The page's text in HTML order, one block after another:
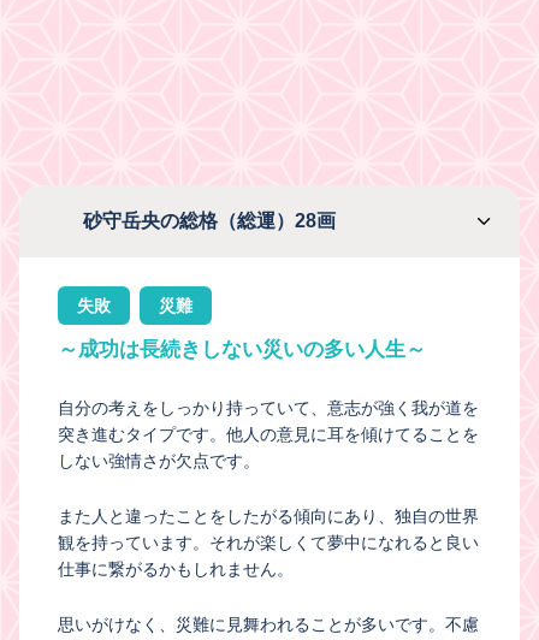
砂守岳央の総格（総運）28画
失敗 災難
～成功は長続きしない災いの多い人生～
自分の考えをしっかり持っていて、意志が強く我が道を
突き進むタイプです。他人の意見に耳を傾けてることを
しない強情さが欠点です。
また人と違ったことをしたがる傾向にあり、独自の世界
観を持っています。それが楽しくて夢中になれると良い
仕事に繋がるかもしれません。
思いがけなく、災難に見舞われることが多いです。不慮